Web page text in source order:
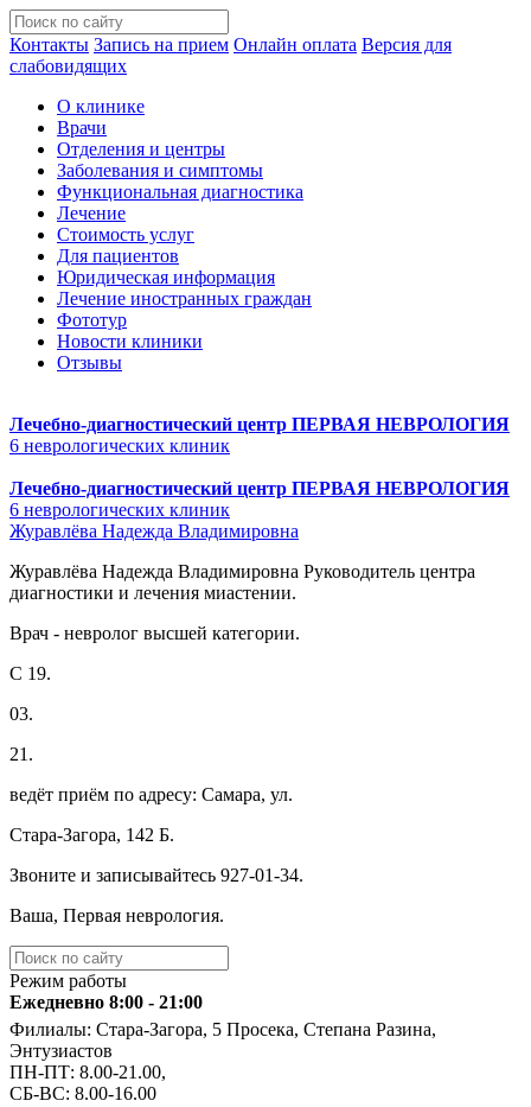
Контакты Запись на прием Онлайн оплата Версия для
слабовидящих
О клинике
Врачи
Отделения и центры
Заболевания и симптомы
Функциональная диагностика
Лечение
Стоимость услуг
Для пациентов
Юридическая информация
Лечение иностранных граждан
Фототур
Новости клиники
Отзывы
Лечебно-диагностический центр ПЕРВАЯ НЕВРОЛОГИЯ
6 неврологических клиник
Лечебно-диагностический центр ПЕРВАЯ НЕВРОЛОГИЯ
6 неврологических клиник
Журавлёва Надежда Владимировна
Журавлёва Надежда Владимировна Руководитель центра
диагностики и лечения миастении.
Врач - невролог высшей категории.
С 19.
03.
21.
ведёт приём по адресу: Самара, ул.
Стара-Загора, 142 Б.
Звоните и записывайтесь ️927-01-34.
Ваша, Первая неврология.
Режим работы
Ежедневно 8:00 - 21:00
Филиалы: Стара-Загора, 5 Просека, Степана Разина,
Энтузиастов
ПН-ПТ: 8.00-21.00,
СБ-ВС: 8.00-16.00